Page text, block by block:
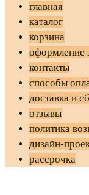
главная
каталог
корзина
оформление
контакты
способы
доставка и
отзывы
политика
дизайн-
рассрочка